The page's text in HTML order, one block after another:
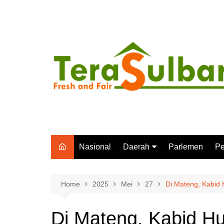
Nasional Daerah
Polewali Mandar
Majene
Parlemen
Home 2025 Mei 27 Di Mateng, Kabid
Di Mateng, Kabid